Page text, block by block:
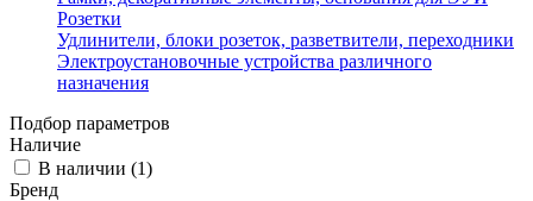
Розетки
Удлинители, блоки розеток, разветвители, переходники
Электроустановочные устройства различного
назначения
Подбор параметров
Наличие
В наличии (1)
Бренд